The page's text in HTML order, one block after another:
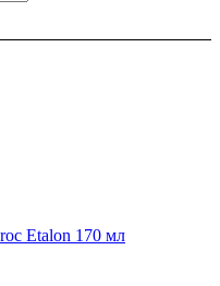
Etalon 170 мл